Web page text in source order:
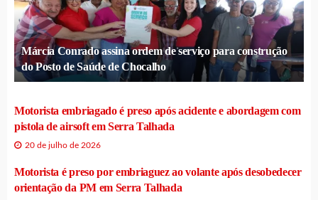
Márcia Conrado assina ordem de serviço para construção
do Posto de Saúde de Chocalho
Motorista embriagado é preso após acidente e abordagem com
pistola de airsoft em Serra Talhada
20 de julho de 2026
Motorista é preso por embriaguez ao volante após desobedecer
orientação da PM em Serra Talhada